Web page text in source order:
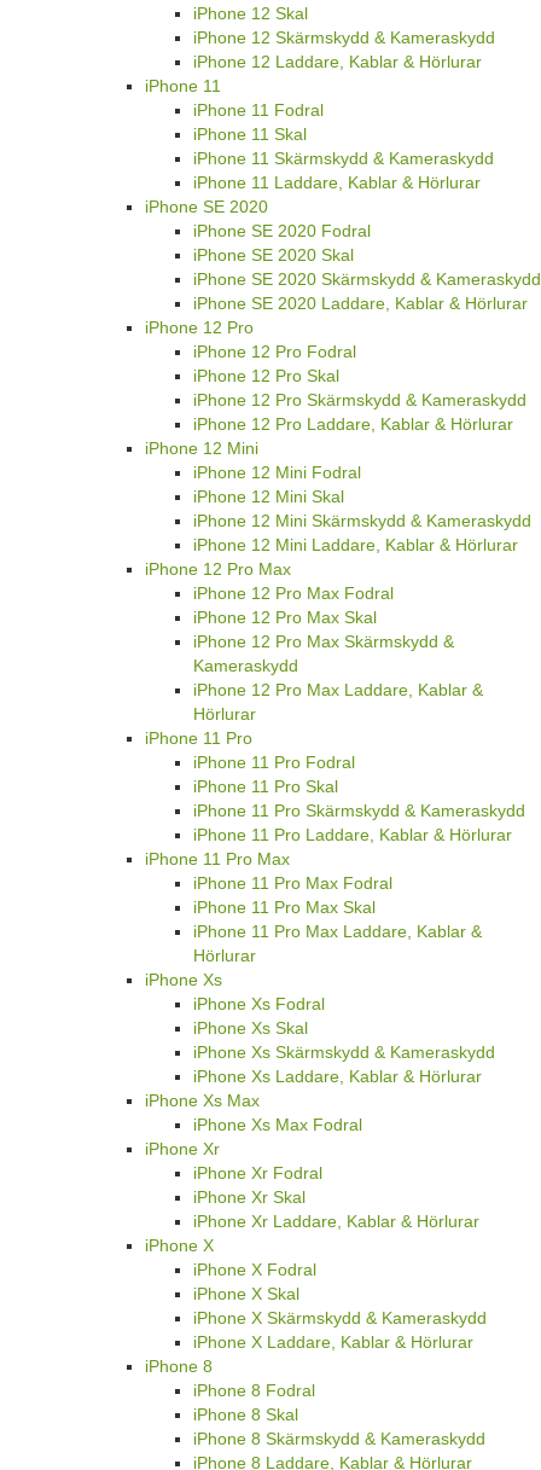
iPhone 12 Skal
iPhone 12 Skärmskydd & Kameraskydd
iPhone 12 Laddare, Kablar & Hörlurar
iPhone 11
iPhone 11 Fodral
iPhone 11 Skal
iPhone 11 Skärmskydd & Kameraskydd
iPhone 11 Laddare, Kablar & Hörlurar
iPhone SE 2020
iPhone SE 2020 Fodral
iPhone SE 2020 Skal
iPhone SE 2020 Skärmskydd & Kameraskydd
iPhone SE 2020 Laddare, Kablar & Hörlurar
iPhone 12 Pro
iPhone 12 Pro Fodral
iPhone 12 Pro Skal
iPhone 12 Pro Skärmskydd & Kameraskydd
iPhone 12 Pro Laddare, Kablar & Hörlurar
iPhone 12 Mini
iPhone 12 Mini Fodral
iPhone 12 Mini Skal
iPhone 12 Mini Skärmskydd & Kameraskydd
iPhone 12 Mini Laddare, Kablar & Hörlurar
iPhone 12 Pro Max
iPhone 12 Pro Max Fodral
iPhone 12 Pro Max Skal
iPhone 12 Pro Max Skärmskydd &
Kameraskydd
iPhone 12 Pro Max Laddare, Kablar &
Hörlurar
iPhone 11 Pro
iPhone 11 Pro Fodral
iPhone 11 Pro Skal
iPhone 11 Pro Skärmskydd & Kameraskydd
iPhone 11 Pro Laddare, Kablar & Hörlurar
iPhone 11 Pro Max
iPhone 11 Pro Max Fodral
iPhone 11 Pro Max Skal
iPhone 11 Pro Max Laddare, Kablar &
Hörlurar
iPhone Xs
iPhone Xs Fodral
iPhone Xs Skal
iPhone Xs Skärmskydd & Kameraskydd
iPhone Xs Laddare, Kablar & Hörlurar
iPhone Xs Max
iPhone Xs Max Fodral
iPhone Xr
iPhone Xr Fodral
iPhone Xr Skal
iPhone Xr Laddare, Kablar & Hörlurar
iPhone X
iPhone X Fodral
iPhone X Skal
iPhone X Skärmskydd & Kameraskydd
iPhone X Laddare, Kablar & Hörlurar
iPhone 8
iPhone 8 Fodral
iPhone 8 Skal
iPhone 8 Skärmskydd & Kameraskydd
iPhone 8 Laddare, Kablar & Hörlurar